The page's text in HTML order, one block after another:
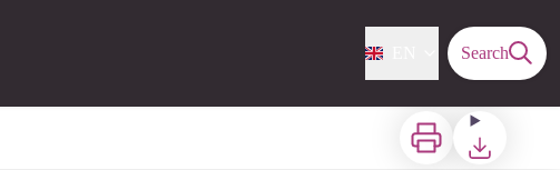
Search
Print Download